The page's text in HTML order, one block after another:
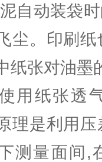
泥自动装袋
尘。印刷
纸张对油墨
用纸张透
理是利用
测量面间,